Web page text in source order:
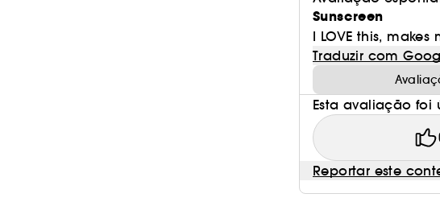
Sunscreen
I LOVE this,
Traduzir com
Esta avaliação foi
Reportar este